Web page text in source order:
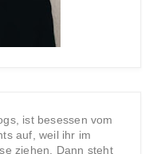
ist besessen vom
auf, weil ihr im
ziehen. Dann steht